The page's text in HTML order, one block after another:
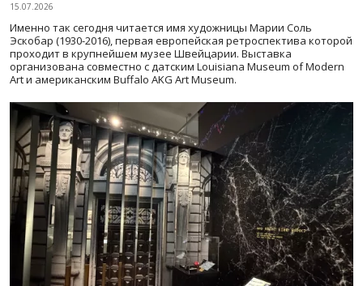
15.07.2026
Именно так сегодня читается имя художницы Марии Соль
Эскобар (1930-2016), первая европейская ретроспектива которой
проходит в крупнейшем музее Швейцарии. Выставка
организована совместно с датским Louisiana Museum of Modern
Art и американским Buffalo AKG Art Museum.